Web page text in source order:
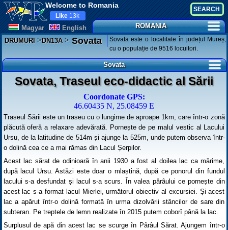
Welcome to Romania
Magyar English
Like 13k
ROMANIA
DRUMURI>DN13A>Sovata
Sovata este o localitate în județul Mureș,
cu o populație de 9516 locuitori.
Sovata
Sovata, Traseul eco-didactic al Sării
Coordonate GPS:
46.60435 N, 25.08459 E
Traseul Sării este un traseu cu o lungime de aproape 1km, care într-o zonă
plăcută oferă a relaxare adevărată. Pornește de pe malul vestic al Lacului
Ursu, de la latitudine de 514m și ajunge la 525m, unde putem observa într-
o dolină cea ce a mai rămas din Lacul Șerpilor.
Acest lac sărat de odinioară în anii 1930 a fost al doilea lac ca mărime,
după lacul Ursu. Astăzi este doar o mlaștină, după ce ponorul din fundul
lacului s-a desfundat și lacul s-a scurs. În valea pârâului ce pornește din
acest lac s-a format lacul Mierlei, următorul obiectiv al excursiei. Și acest
lac a apărut într-o dolină formată în urma dizolvării stâncilor de sare din
subteran. Pe treptele de lemn realizate în 2015 putem coborî până la lac.
Surplusul de apă din acest lac se scurge în Pârâul Sărat. Ajungem într-o